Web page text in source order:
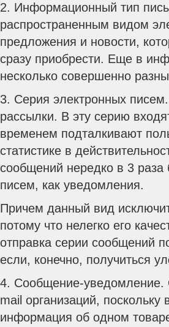
2. Информационный тип
распространенным видом
предложения и новости,
сразу приобрести. Еще в
несколько совершенно
3. Серия электронных
рассылки. В эту серию
временем подталкивают
статистике в
сообщений нередко в 3
писем, как уведомления.
Причем данный вид
потому что нелегко его
отправка серии сообщений
если, конечно, получиться
4. Сообщение-уведомление.
mail организаций,
информация об одном